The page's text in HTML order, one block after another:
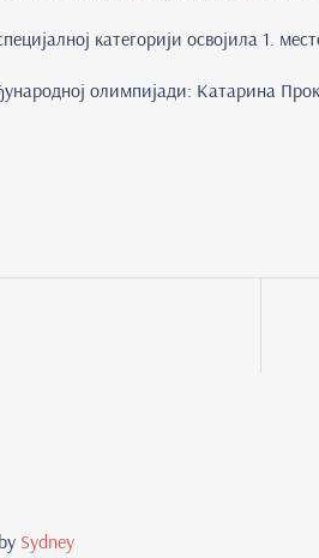
категорији освојила 1.
олимпијади: Катарина
Sydney